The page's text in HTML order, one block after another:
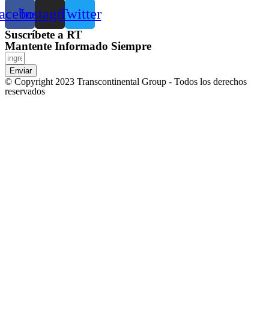
InstagramTwitter
Suscríbete a RT
Mantente Informado Siempre
Enviar
© Copyright 2023 Transcontinental Group - Todos los derechos
reservados